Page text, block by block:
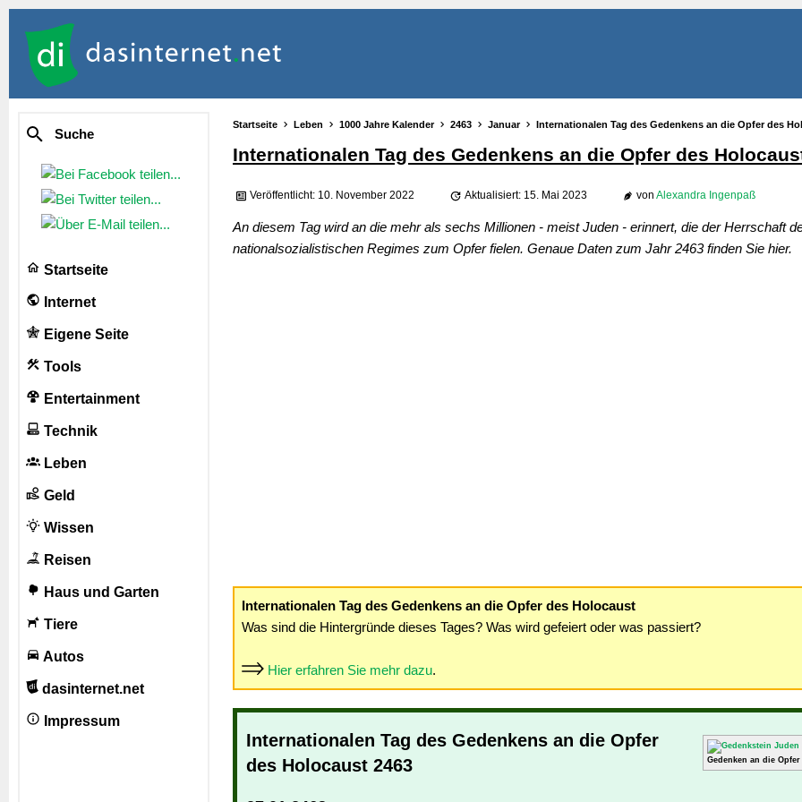
Suche
Startseite
Internet
Eigene Seite
Tools
Entertainment
Technik
Leben
Geld
Wissen
Reisen
Haus und Garten
Tiere
Autos
dasinternet.net
Impressum
Startseite Leben 1000 Jahre Kalender 2463 Januar Internationalen Tag des Gedenkens an die Opfer des
Internationalen Tag des Gedenkens an die Opfer des
Veröffentlicht: 10. November 2022 Aktualisiert: 15. Mai 2023 von Alexandra Ingenpaß
An diesem Tag wird an die mehr als sechs Millionen - meist Juden - erinnert, die der Herrschaft
nationalsozialistischen Regimes zum Opfer fielen. Genaue Daten zum Jahr 2463 finden Sie hier.
Internationalen Tag des Gedenkens an die Opfer des Holocaust
Was sind die Hintergründe dieses Tages? Was wird gefeiert oder was passiert?
Hier erfahren Sie mehr dazu.
Gedenken an die
Internationalen Tag des Gedenkens an die Opfer
des Holocaust 2463